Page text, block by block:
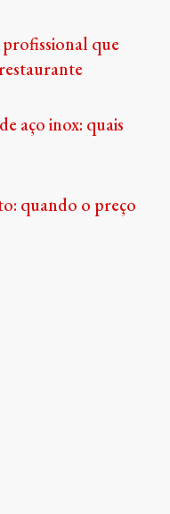
que
aço inox: quais
quando o preço